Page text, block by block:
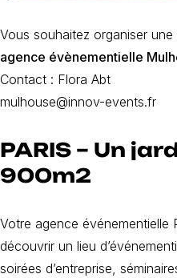
Vous souhaitez organiser
agence évènementielle
Contact : Flora Abt
mulhouse@innov-events.fr
PARIS – Un
900m2
Votre agence événementielle
découvrir un lieu
soirées d’entreprise,